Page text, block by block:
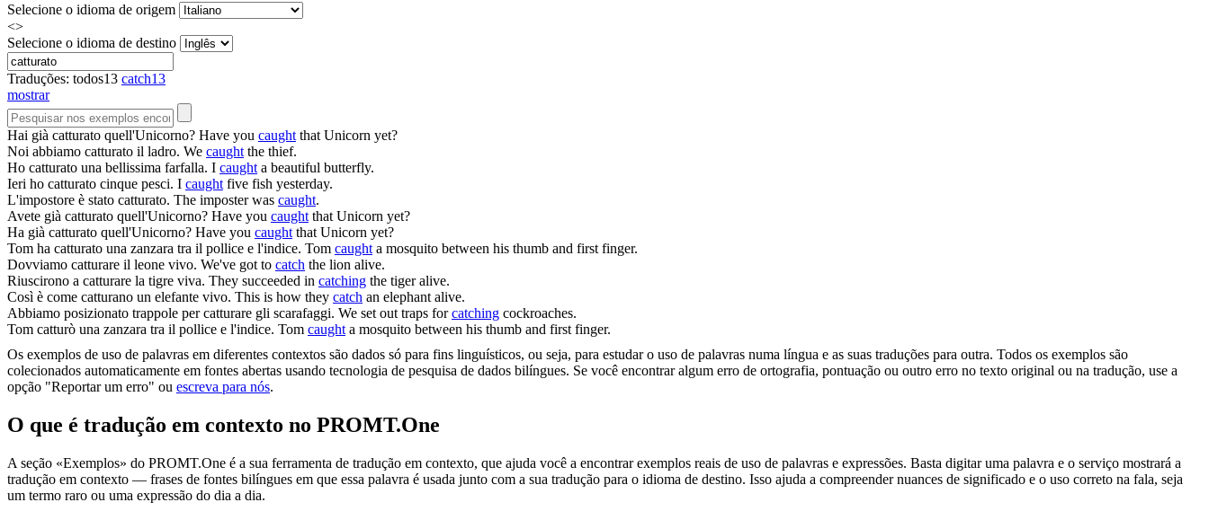
Selecione o idioma de origem
<>
Selecione o idioma de destino
Traduções: todos13 catch13
mostrar
Hai già catturato quell'Unicorno? Have you caught that Unicorn yet?
Noi abbiamo catturato il ladro. We caught the thief.
Ho catturato una bellissima farfalla. I caught a beautiful butterfly.
Ieri ho catturato cinque pesci. I caught five fish yesterday.
L'impostore è stato catturato. The imposter was caught.
Avete già catturato quell'Unicorno? Have you caught that Unicorn yet?
Ha già catturato quell'Unicorno? Have you caught that Unicorn yet?
Tom ha catturato una zanzara tra il pollice e l'indice. Tom caught a mosquito between his thumb and first finger.
Dovviamo catturare il leone vivo. We've got to catch the lion alive.
Riuscirono a catturare la tigre viva. They succeeded in catching the tiger alive.
Così è come catturano un elefante vivo. This is how they catch an elephant alive.
Abbiamo posizionato trappole percatturare gli scarafaggi. We set out traps forcatching cockroaches.
Tom catturò una zanzara tra il pollice e l'indice. Tom caught a mosquito between his thumb and first finger.
Os exemplos de uso de palavras em diferentes contextos são dados só para fins linguísticos, ou seja, para estudar o uso de palavras numa língua e as suas traduções para outra. Todos os exemplos são
colecionados automaticamente em fontes abertas usando tecnologia de pesquisa de dados bilíngues. Se você encontrar algum erro de ortografia, pontuação ou outro erro no texto original ou na tradução, use a
opção "Reportar um erro" ou escreva para nós.
O que é tradução em contexto no PROMT.One
A seção «Exemplos» do PROMT.One é a sua ferramenta de tradução em contexto, que ajuda você a encontrar exemplos reais de uso de palavras e expressões. Basta digitar uma palavra e o serviço mostrará a
tradução em contexto — frases de fontes bilíngues em que essa palavra é usada junto com a sua tradução para o idioma de destino. Isso ajuda a compreender nuances de significado e o uso correto na fala, seja
um termo raro ou uma expressão do dia a dia.